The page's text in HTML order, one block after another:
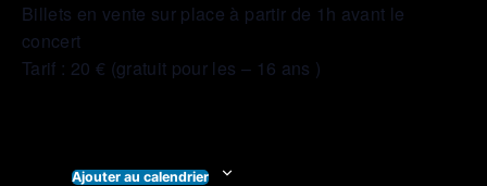
Billets en vente sur place à partir de 1h avant le
concert
Tarif : 20 € (gratuit pour les – 16 ans )
Ajouter au calendrier